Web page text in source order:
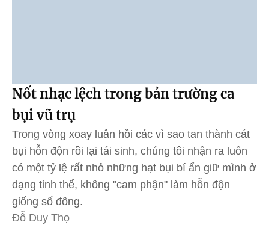
Nốt nhạc lệch trong bản trường ca
bụi vũ trụ
Trong vòng xoay luân hồi các vì sao tan thành cát
bụi hỗn độn rồi lại tái sinh, chúng tôi nhận ra luôn
có một tỷ lệ rất nhỏ những hạt bụi bí ẩn giữ mình ở
dạng tinh thể, không "cam phận" làm hỗn độn
giống số đông.
Đỗ Duy Thọ